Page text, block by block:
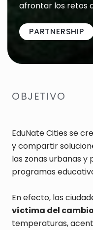
afrontar los retos
PARTNERSHIP
OBJETIVO
EduNate Cities se
y compartir
las zonas urbanas y
programas
En efecto, las
víctima del
temperaturas,